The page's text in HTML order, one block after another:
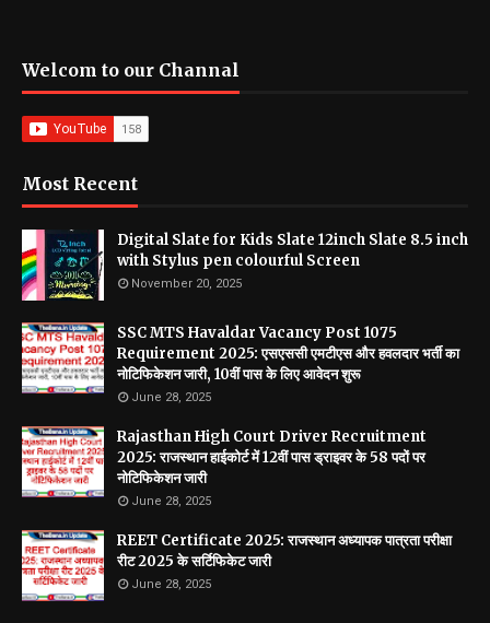
Welcom to our Channal
Most Recent
Digital Slate for Kids Slate 12inch Slate 8.5 inch
with Stylus pen colourful Screen
November 20, 2025
SSC MTS Havaldar Vacancy Post 1075
Requirement 2025: एसएससी एमटीएस और हवलदार भर्ती का
नोटिफिकेशन जारी, 10वीं पास के लिए आवेदन शुरू
June 28, 2025
Rajasthan High Court Driver Recruitment
2025: राजस्थान हाईकोर्ट में 12वीं पास ड्राइवर के 58 पदों पर
नोटिफिकेशन जारी
June 28, 2025
REET Certificate 2025: राजस्थान अध्यापक पात्रता परीक्षा
रीट 2025 के सर्टिफिकेट जारी
June 28, 2025